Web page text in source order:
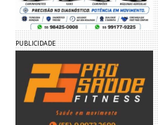
PUBLICIDADE